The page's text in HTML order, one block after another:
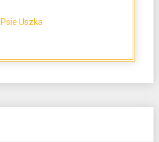
Psie Uszka